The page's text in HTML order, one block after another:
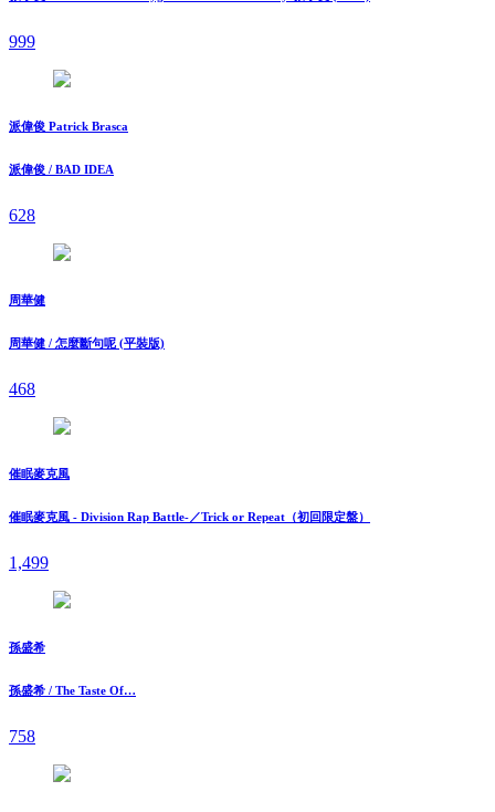
999
派偉俊 Patrick Brasca
派偉俊 / BAD IDEA
628
周華健
周華健 / 怎麼斷句呢 (平裝版)
468
催眠麥克風
催眠麥克風 - Division Rap Battle-／Trick or Repeat（初回限定盤）
1,499
孫盛希
孫盛希 / The Taste Of…
758